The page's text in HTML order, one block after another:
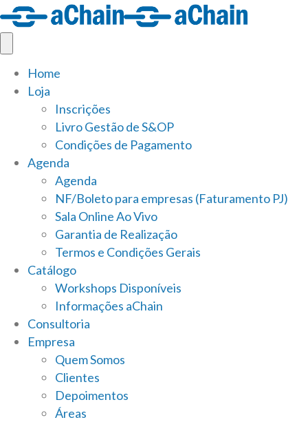
Home
Loja
Inscrições
Livro Gestão de S&OP
Condições de Pagamento
Agenda
Agenda
NF/Boleto para empresas (Faturamento PJ)
Sala Online Ao Vivo
Garantia de Realização
Termos e Condições Gerais
Catálogo
Workshops Disponíveis
Informações aChain
Consultoria
Empresa
Quem Somos
Clientes
Depoimentos
Áreas